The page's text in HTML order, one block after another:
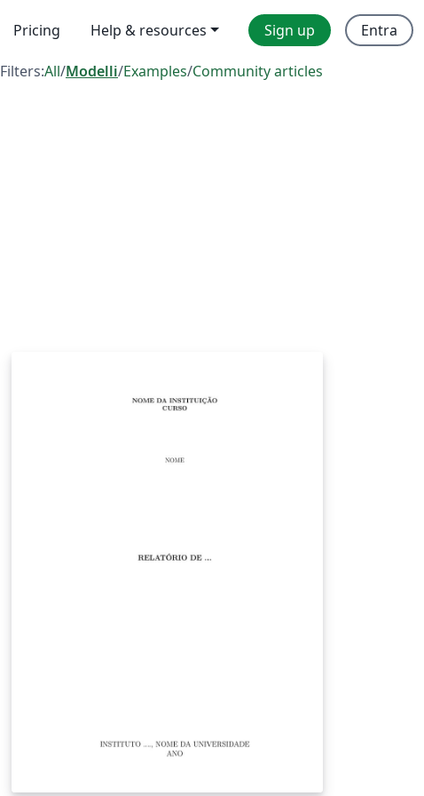
Pricing Help & resources Sign up Entra
Filters:All/Modelli/Examples/Community articles